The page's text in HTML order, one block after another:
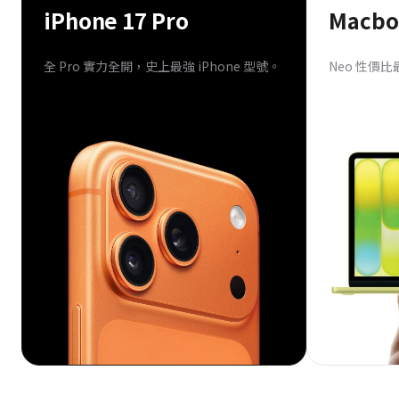
iPhone 17 Pro
全 Pro 實力全開，史上最強 iPhone 型號。 Neo 性價比